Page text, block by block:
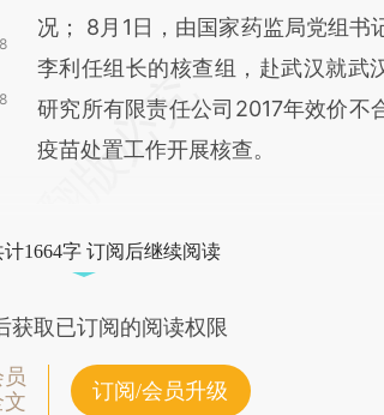
况； 8月1日，由国家药监局党组书
李利任组长的核查组，赴武汉就武
研究所有限责任公司2017年效价不
疫苗处置工作开展核查。
1664字 订阅后继续阅读
获取已订阅的阅读权限
订阅/会员升级